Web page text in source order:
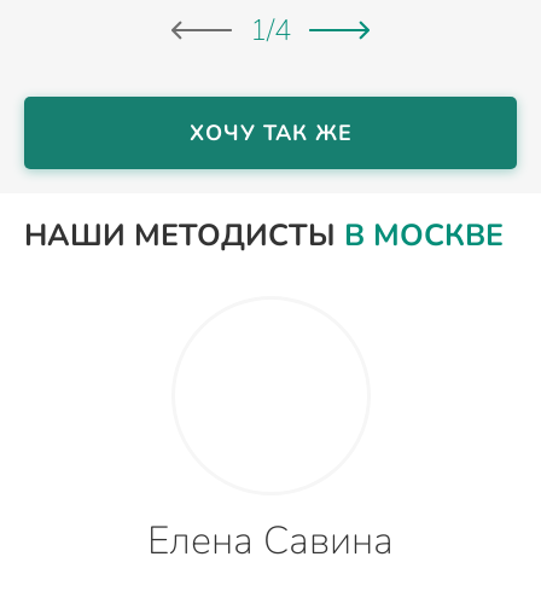
1/4
ХОЧУ ТАК ЖЕ
НАШИ МЕТОДИСТЫ В МОСКВЕ
Елена Савина